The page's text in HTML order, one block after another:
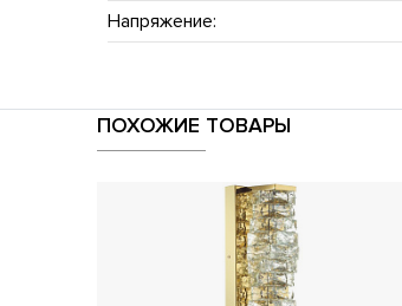
Напряжение:
ПОХОЖИЕ ТОВАРЫ